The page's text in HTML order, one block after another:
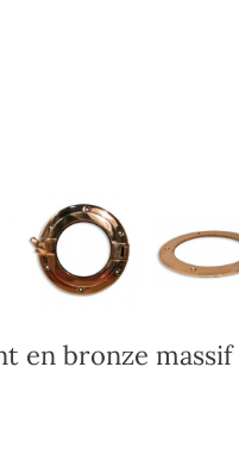
en bronze massif